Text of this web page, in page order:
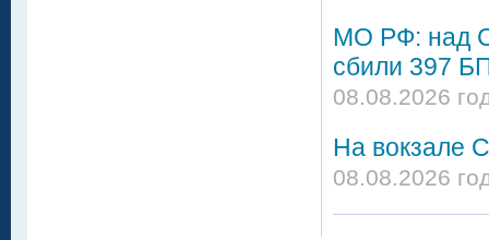
МО РФ: над
сбили 397
08.08.2026
На вокзале
08.08.2026